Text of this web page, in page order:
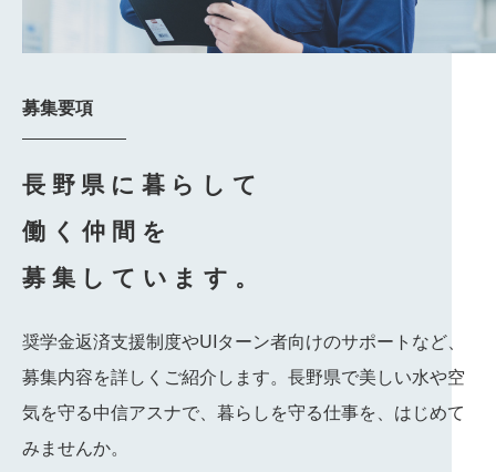
募集要項
長野県に暮らして
働く仲間を
募集しています。
奨学金返済支援制度やUIターン者向けのサポートなど、
募集内容を詳しくご紹介します。長野県で美しい水や空
気を守る中信アスナで、暮らしを守る仕事を、はじめて
みませんか。